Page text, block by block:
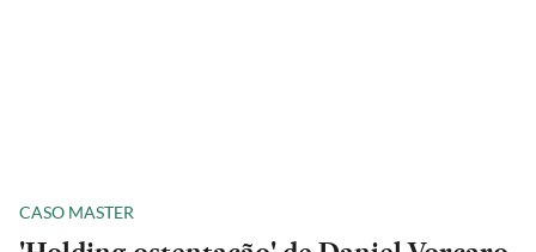
CASO MASTER